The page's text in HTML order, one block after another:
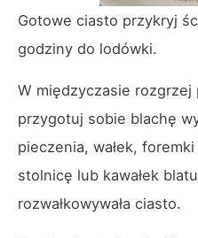
Gotowe ciasto przykryj
godziny do lodówki.
W międzyczasie rozgrzej
przygotuj sobie blachę
pieczenia, wałek,
stolnicę lub kawałek
rozwałkowywała ciasto.